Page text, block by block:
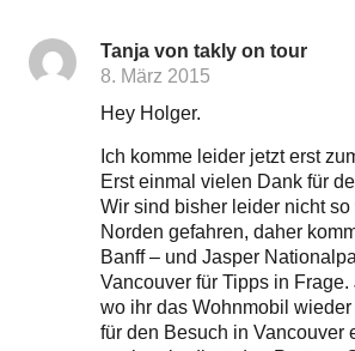
Tanja von takly on tour
8. März 2015
Hey Holger.
Ich komme leider jetzt erst
Erst einmal vielen Dank für
Wir sind bisher leider nicht so
Norden gefahren, daher
Banff – und Jasper
Vancouver für Tipps in Frage.
wo ihr das Wohnmobil wieder
für den Besuch in Vancouver